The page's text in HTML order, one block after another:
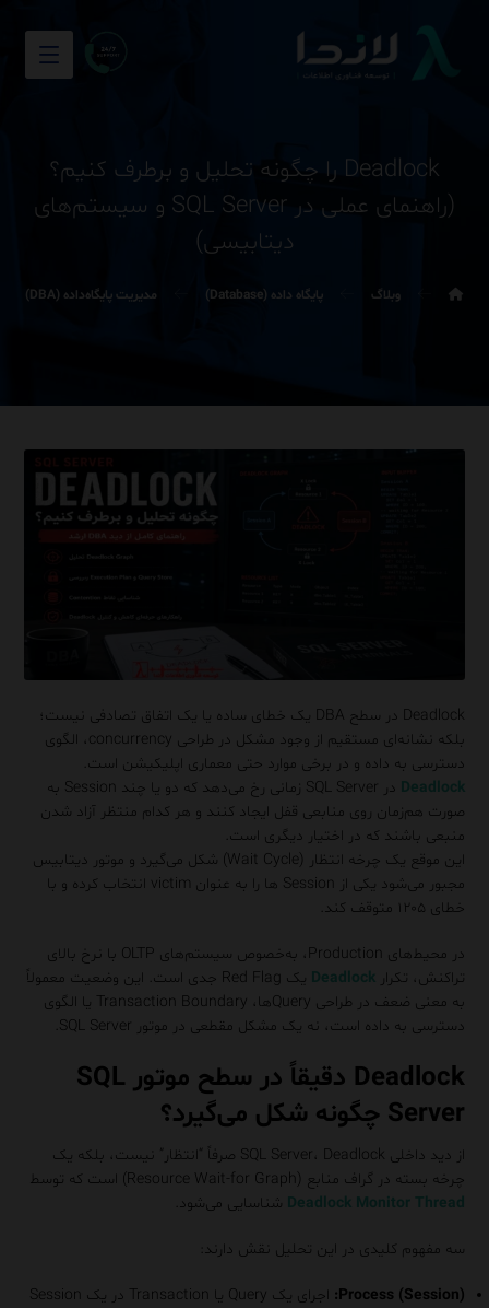
Deadlock را چگونه تحلیل و برطرف کنیم؟
(راهنمای عملی در SQL Server و سیستم‌های
دیتابیسی)
وبلاگ پایگاه داده (Database) مدیریت پایگاه‌داده (DBA)
Deadlock در سطح DBA یک خطای ساده یا یک اتفاق تصادفی نیست؛
بلکه نشانه‌ای مستقیم از وجود مشکل در طراحی concurrency، الگوی
دسترسی به داده و در برخی موارد حتی معماری اپلیکیشن است.
Deadlock
در SQL Server زمانی رخ می‌دهد که دو یا چند Session به
صورت هم‌زمان روی منابعی قفل ایجاد کنند و هر کدام منتظر آزاد شدن
منبعی باشند که در اختیار دیگری است.
این موقع یک چرخه انتظار (Wait Cycle) شکل می‌گیرد و موتور دیتابیس
مجبور می‌شود یکی از Session ها را به عنوان victim انتخاب کرده و با
خطای ۱۲۰۵ متوقف کند.
در محیط‌های Production، به‌خصوص سیستم‌های OLTP با نرخ بالای
تراکنش، تکرارDeadlock
یک Red Flag جدی است. این وضعیت معمولاً
به معنی ضعف در طراحی Queryها، Transaction Boundary یا الگوی
دسترسی به داده است، نه یک مشکل مقطعی در موتور SQL Server.
Deadlock دقیقاً در سطح موتور SQL
Server چگونه شکل می‌گیرد؟
از دید داخلی SQL Server، Deadlock صرفاً “انتظار” نیست، بلکه یک
چرخه بسته در گراف منابع (Resource Wait-for Graph) است که توسط
Deadlock Monitor Thread شناسایی می‌شود.
سه مفهوم کلیدی در این تحلیل نقش دارند:
Process (Session):
اجرای یک Query یا Transaction در یک Session